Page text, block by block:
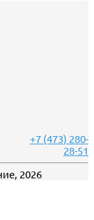
+7 (473) 280-
28-51
2026